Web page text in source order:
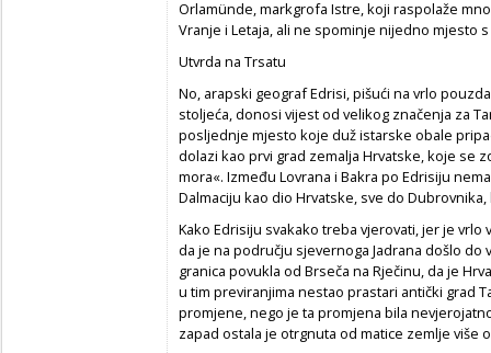
Orlamünde, markgrofa Istre, koji raspolaže
Vranje i Letaja, ali ne spominje nijedno mjesto
Utvrda na Trsatu
No, arapski geograf Edrisi, pišući na vrlo
stoljeća, donosi vijest od velikog značenja za
posljednje mjesto koje duž istarske obale
dolazi kao prvi grad zemalja Hrvatske, koje se
mora«. Između Lovrana i Bakra po Edrisiju
Dalmaciju kao dio Hrvatske, sve do
Kako Edrisiju svakako treba vjerovati, jer je
da je na području sjevernoga Jadrana došlo
granica povukla od Brseča na Rječinu, da je
u tim previranjima nestao prastari antički grad
promjene, nego je ta promjena bila
zapad ostala je otrgnuta od matice zemlje više